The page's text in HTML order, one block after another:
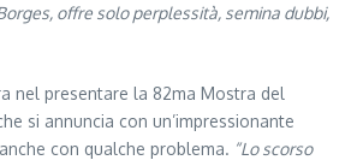
offre solo perplessità, semina dubbi,
nel presentare la 82ma Mostra del
si annuncia con un’impressionante
con qualche problema. “Lo scorso